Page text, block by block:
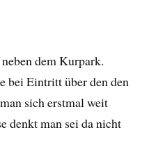
dem Kurpark.
bei Eintritt über den den
sich erstmal weit
denkt man sei da nicht